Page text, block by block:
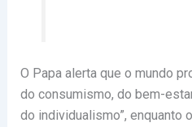
O Papa alerta que o mundo
do consumismo, do bem-
do individualismo”, enquanto